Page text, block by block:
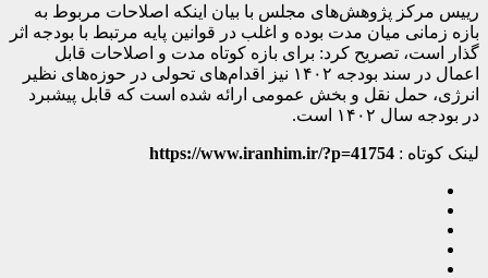
رییس مرکز پژوهش‌های مجلس با بیان اینکه اصلاحات مربوط به
بازه زمانی میان مدت بوده و اغلب در قوانین پایه مرتبط با بودجه اثر
گذار است، تصریح کرد: برای بازه کوتاه مدت و اصلاحات قابل
اعمال در سند بودجه ۱۴۰۲ نیز اقدام‌های تحولی در حوزه‌های نظیر
انرژی، حمل نقل و بخش عمومی ارائه شده است که قابل پیشبرد
در بودجه سال ۱۴۰۲ است.
لینک کوتاه : https://www.iranhim.ir/?p=41754